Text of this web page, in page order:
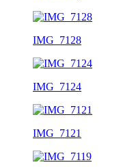
IMG_7128
IMG_7124
IMG_7121